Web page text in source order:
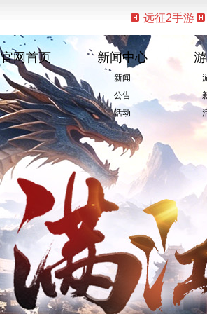
远征2手游
官网首页 新闻中心
新闻
公告
活动